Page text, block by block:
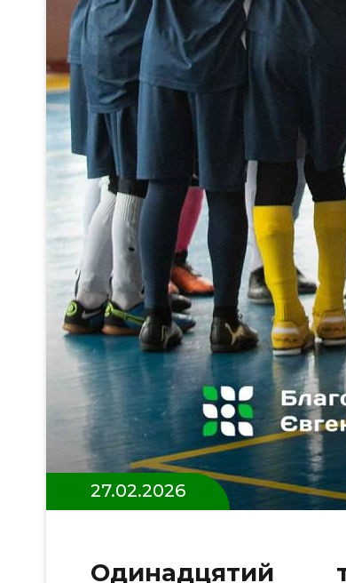
27.02.2026
Одинадцятий